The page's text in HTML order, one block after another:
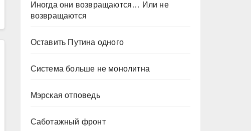
Иногда они возвращаются… Или не
возвращаются
Оставить Путина одного
Система больше не монолитна
Мэрская отповедь
Саботажный фронт